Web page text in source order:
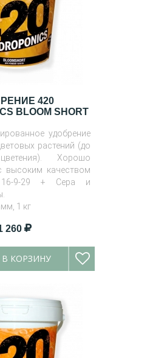
420
BLOOM SHORT
удобрение
растений (до
Хорошо
высоким качеством
16-9-29 + Сера и
1 кг
260
КОРЗИНУ